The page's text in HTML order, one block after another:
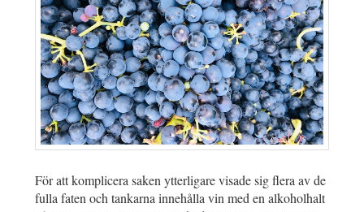
För att komplicera saken ytterligare visade sig flera av de
fulla faten och tankarna innehålla vin med en alkoholhalt